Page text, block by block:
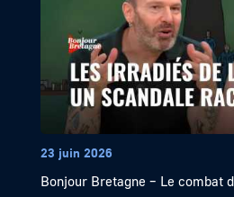
23 juin 2026
Bonjour Bretagne – Le combat